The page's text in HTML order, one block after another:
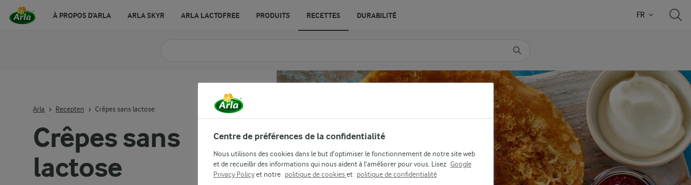
Crêpes sans
lactose
Arla Recepten Crêpes sans lactose
À PROPOS D’ARLA ARLA SKYR ARLA LACTOFREE PRODUITS RECETTES DURABILITÉ FR
Centre de préférences de la confidentialité
Nous utilisons des cookies dans le but d’optimiser le fonctionnement de notre site web
et de recueillir des informations qui nous aident à l’améliorer pour vous. Lisez Google
Privacy Policyet notre politique de cookieset politique de confidentialité